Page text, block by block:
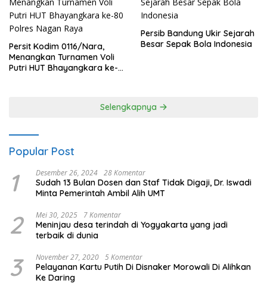
Persit Kodim 0116/Nara,
Menangkan Turnamen Voli
Putri HUT Bhayangkara ke-
Persib Bandung Ukir Sejarah
Besar Sepak Bola Indonesia
Selengkapnya
Popular Post
1 Desember 26, 2024 28 Komentar
Sudah 13 Bulan Dosen dan Staf Tidak Digaji, Dr. Iswadi
Minta Pemerintah Ambil Alih UMT
2 Mei 30, 2025 7 Komentar
Meninjau desa terindah di Yogyakarta yang jadi
terbaik di dunia
3 November 27, 2020 5 Komentar
Pelayanan Kartu Putih Di Disnaker Morowali Di Alihkan
Ke Daring